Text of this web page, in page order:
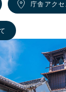
庁舎アクセ